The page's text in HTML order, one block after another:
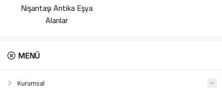
Nişantaşı Antika Eşya
Alanlar
MENÜ
Kurumsal